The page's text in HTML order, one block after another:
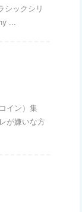
シックシリ
...
イン）集
が嫌いな方